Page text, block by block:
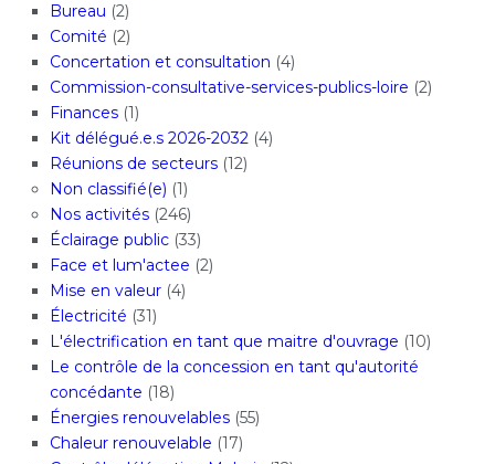
Bureau (2)
Comité (2)
Concertation et consultation (4)
Commission-consultative-services-publics-loire (2)
Finances(1)
Kit délégué.e.s 2026-2032(4)
Réunions de secteurs(12)
Non classifié(e) (1)
Nos activités(246)
Éclairage public(33)
Face et lum'actee (2)
Mise en valeur(4)
Électricité (31)
L'électrification en tant que maitre d'ouvrage (10)
Le contrôle de la concession en tant qu'autorité
concédante (18)
Énergies renouvelables(55)
Chaleur renouvelable (17)